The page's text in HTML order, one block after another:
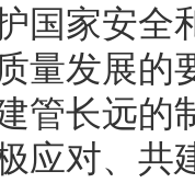
国家安全
量发展的
管长远的
应对、共